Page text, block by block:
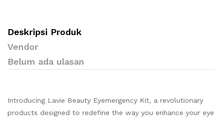
Deskripsi Produk
Vendor
Belum ada ulasan
Introducing Lavie Beauty Eyemergency Kit, a revolutionary
products designed to redefine the way you enhance your eye